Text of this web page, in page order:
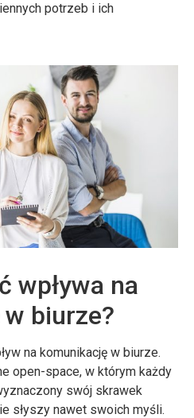
potrzeb i ich
wpływa na
biurze?
na komunikację w biurze.
open-space, w którym każdy
swój skrawek
słyszy nawet swoich myśli.